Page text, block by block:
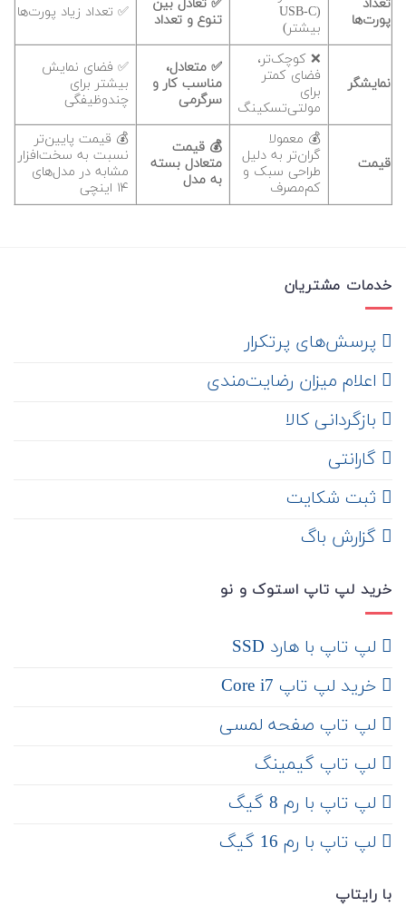
تعداد
پورت‌ها
(USB-C
بیشتر)
✅ تعادل بین
تنوع و تعداد
✅ تعداد زیاد پورت‌ها
نمایشگر
❌ کوچک‌تر،
فضای کمتر
برای
مولتی‌تسکینگ
✅ متعادل،
مناسب کار و
سرگرمی
✅ فضای نمایش
بیشتر برای
چندوظیفگی
قیمت
💰 معمولا
گران‌تر به دلیل
طراحی سبک و
کم‌مصرف
💰 قیمت
متعادل بسته
به مدل
💰 قیمت پایین‌تر
نسبت به سخت‌افزار
مشابه در مدل‌های
۱۴ اینچی
خدمات مشتریان
‌ پرسش‌های پرتکرار
اعلام میزان رضایت‌مندی
‌ بازگردانی کالا
گارانتی
ثبت شکایت
‌ گزارش باگ
خرید لپ تاپ استوک و نو
لپ تاپ با هارد SSD
خرید لپ تاپ Core i7
لپ تاپ صفحه لمسی
لپ تاپ گیمینگ
لپ تاپ با رم 8 گیگ
لپ تاپ با رم 16 گیگ
با رایتاپ